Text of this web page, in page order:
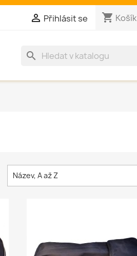
 Přihlásit se shopping_cart Košík
search
Název, A až Z